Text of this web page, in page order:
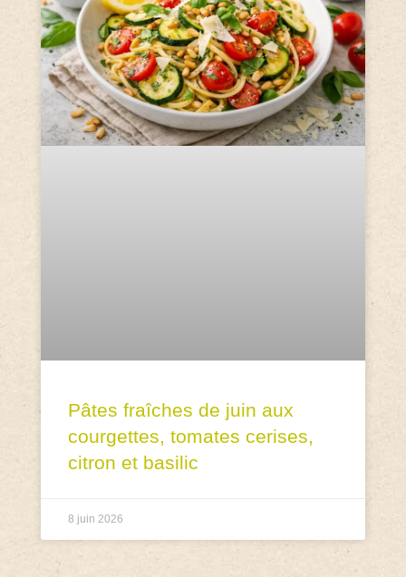
Pâtes fraîches de juin aux
courgettes, tomates cerises,
citron et basilic
8 juin 2026